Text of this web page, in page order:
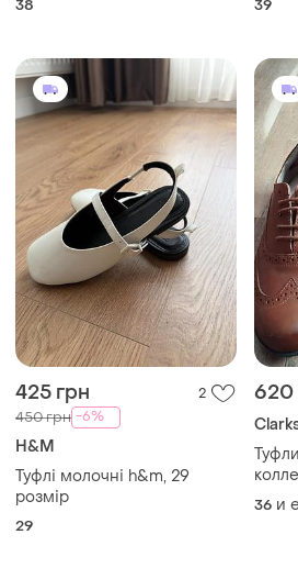
38 39
425 грн 2
450 грн -6%
H&M
Туфлі молочні h&m, 29
розмір
29
620
36 и